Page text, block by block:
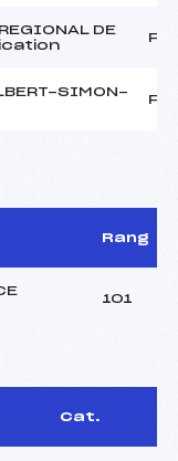
DE
SIMON-
Rang
101
Cat.